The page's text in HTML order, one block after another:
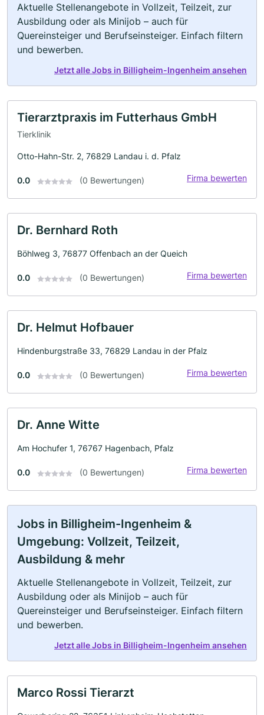
Aktuelle Stellenangebote in Vollzeit, Teilzeit, zur
Ausbildung oder als Minijob – auch für
Quereinsteiger und Berufseinsteiger. Einfach filtern
und bewerben.
Jetzt alle Jobs in Billigheim-Ingenheim ansehen
Tierarztpraxis im Futterhaus GmbH
Tierklinik
Otto-Hahn-Str. 2, 76829 Landau i. d. Pfalz
0.0 (0 Bewertungen) Firma bewerten
Dr. Bernhard Roth
Böhlweg 3, 76877 Offenbach an der Queich
0.0 (0 Bewertungen) Firma bewerten
Dr. Helmut Hofbauer
Hindenburgstraße 33, 76829 Landau in der Pfalz
0.0 (0 Bewertungen) Firma bewerten
Dr. Anne Witte
Am Hochufer 1, 76767 Hagenbach, Pfalz
0.0 (0 Bewertungen) Firma bewerten
Jobs in Billigheim-Ingenheim &
Umgebung: Vollzeit, Teilzeit,
Ausbildung & mehr
Aktuelle Stellenangebote in Vollzeit, Teilzeit, zur
Ausbildung oder als Minijob – auch für
Quereinsteiger und Berufseinsteiger. Einfach filtern
und bewerben.
Jetzt alle Jobs in Billigheim-Ingenheim ansehen
Marco Rossi Tierarzt